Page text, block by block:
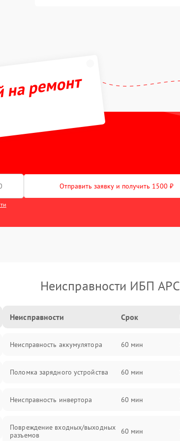
ремонт
Отправить заявку и получить 1500 ₽
Неисправности ИБП APC
Неисправности Срок
Неисправность аккумулятора 60 мин
Поломка зарядного устройства 60 мин
Неисправность инвертора 60 мин
Повреждение входных/выходных
разъемов
60 мин